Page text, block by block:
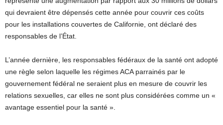
qui devraient être dépensés cette année pour couvrir ces coûts
pour les installations couvertes de Californie, ont déclaré des
responsables de l’État.
L’année dernière, les responsables fédéraux de la santé ont adopté
une règle selon laquelle les régimes ACA parrainés par le
gouvernement fédéral ne seraient plus en mesure de couvrir les
relations sexuelles, car elles ne sont plus considérées comme un «
avantage essentiel pour la santé ».